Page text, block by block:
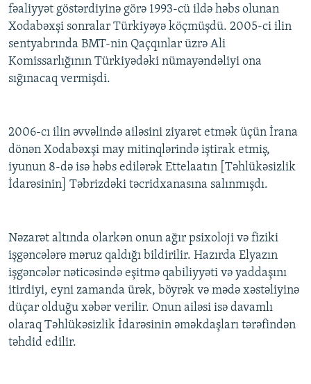
fəaliyyət göstərdiyinə görə 1993-cü ildə həbs olunan
Xodabəxşi sonralar Türkiyəyə köçmüşdü. 2005-ci ilin
sentyabrında BMT-nin Qaçqınlar üzrə Ali
Komissarlığının Türkiyədəki nümayəndəliyi ona
sığınacaq vermişdi.
2006-cı ilin əvvəlində ailəsini ziyarət etmək üçün İrana
dönən Xodabəxşi may mitinqlərində iştirak etmiş,
iyunun 8-də isə həbs edilərək Ettelaatın [Təhlükəsizlik
İdarəsinin] Təbrizdəki təcridxanasına salınmışdı.
Nəzarət altında olarkən onun ağır psixoloji və fiziki
işgəncələrə məruz qaldığı bildirilir. Hazırda Elyazın
işgəncələr nəticəsində eşitmə qabiliyyəti və yaddaşını
itirdiyi, eyni zamanda ürək, böyrək və mədə xəstəliyinə
düçar olduğu xəbər verilir. Onun ailəsi isə davamlı
olaraq Təhlükəsizlik İdarəsinin əməkdaşları tərəfindən
təhdid edilir.